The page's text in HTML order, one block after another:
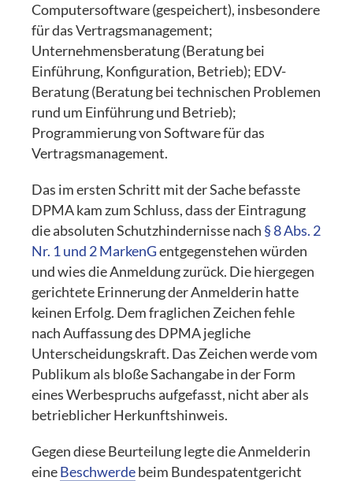
Computersoftware (gespeichert), insbesondere
für das Vertragsmanagement;
Unternehmensberatung (Beratung bei
Einführung, Konfiguration, Betrieb); EDV-
Beratung (Beratung bei technischen Problemen
rund um Einführung und Betrieb);
Programmierung von Software für das
Vertragsmanagement.
Das im ersten Schritt mit der Sache befasste
DPMA kam zum Schluss, dass der Eintragung
die absoluten Schutzhindernisse nach § 8 Abs. 2
Nr. 1 und 2 MarkenGentgegenstehen würden
und wies die Anmeldung zurück. Die hiergegen
gerichtete Erinnerung der Anmelderin hatte
keinen Erfolg. Dem fraglichen Zeichen fehle
nach Auffassung des DPMA jegliche
Unterscheidungskraft. Das Zeichen werde vom
Publikum als bloße Sachangabe in der Form
eines Werbespruchs aufgefasst, nicht aber als
betrieblicher Herkunftshinweis.
Gegen diese Beurteilung legte die Anmelderin
eineBeschwerdebeim Bundespatentgericht